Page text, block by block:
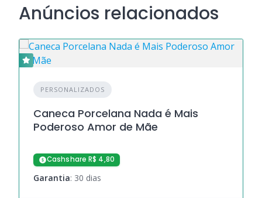
Anúncios relacionados
PERSONALIZADOS
Caneca Porcelana Nada é Mais
Poderoso Amor de Mãe
Cashshare R$ 4,80
Garantia: 30 dias